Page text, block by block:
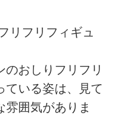
リフリフィギュ
のおしりフリフリ
ている姿は、見て
雰囲気がありま